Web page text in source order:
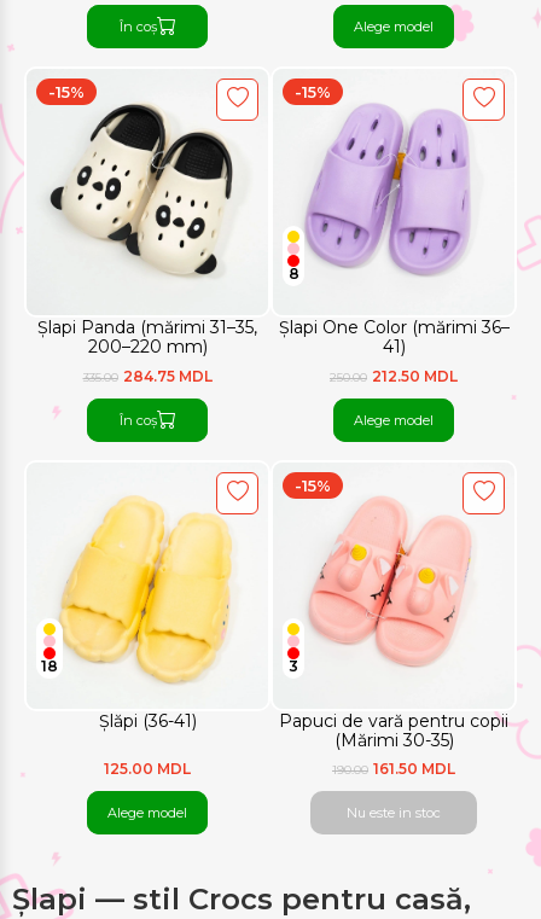
În coș Alege model
Șlapi Panda (mărimi 31–35,
200–220 mm)
-15%
335.00 284.75 MDL
În coș
Șlapi One Color (mărimi 36–
41)
-15%
8
250.00 212.50 MDL
Alege model
Șlăpi (36-41)
18
125.00 MDL
Alege model
Papuci de vară pentru copii
(Mărimi 30-35)
-15%
3
190.00 161.50 MDL
Nu este in stoc
Șlapi — stil Crocs pentru casă,